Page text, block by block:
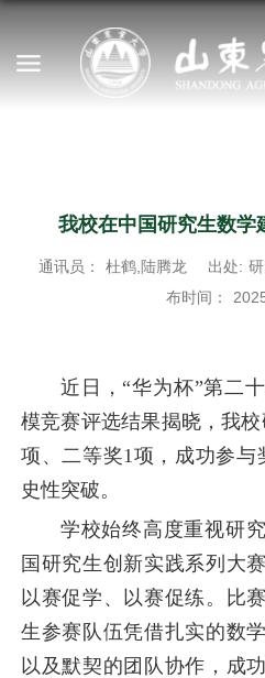
我校在中国研究生数学
通讯员： 杜鹤,陆腾龙 出处:
布时间：
近日，“华为杯”第二
模竞赛评选结果揭晓，我
项、二等奖1项，成功参与
史性突破。
学校始终高度重视研
国研究生创新实践系列大
以赛促学、以赛促练。比
生参赛队伍凭借扎实的数
以及默契的团队协作，成